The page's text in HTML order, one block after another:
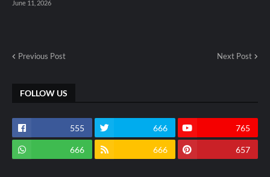
June 11, 2026
Previous Post Next Post
FOLLOW US
555 666 765
666 666 657